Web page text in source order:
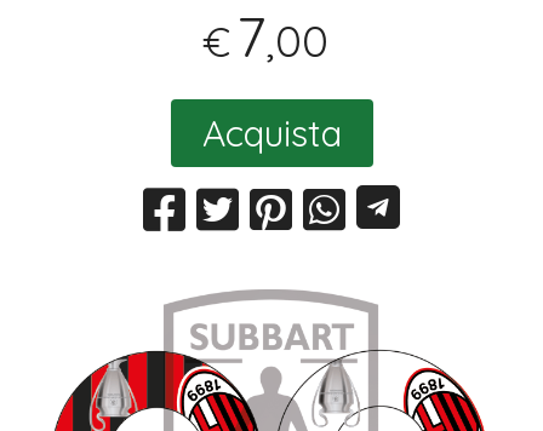
€ 7,00
Acquista